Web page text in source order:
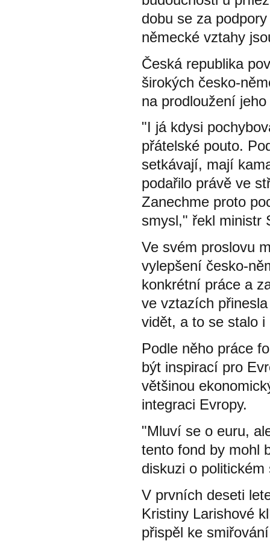
dobu se za
německé vztahy
Česká republika
širokých česko-
na prodloužení
"I já kdysi
přátelské pouto.
setkávají, mají
podařilo právě ve
Zanechme proto
smysl," řekl ministr
Ve svém proslovu
vylepšení česko-
konkrétní práce a
ve vztazích
vidět, a to se stalo
Podle něho práce
být inspirací pro
většinou
integraci Evropy.
"Mluví se o euru,
tento fond by mohl
diskuzi o
V prvních deseti
Kristiny Larishové
přispěl ke